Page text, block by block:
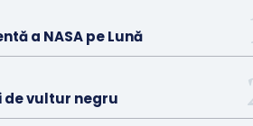
a NASA pe Lună
de vultur negru